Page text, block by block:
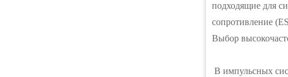
подходящие для
сопротивление
Выбор
В импульсных